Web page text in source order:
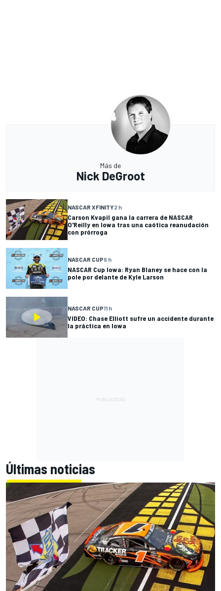
Más de
Nick DeGroot
NASCAR XFINITY2 h
Carson Kvapil gana la carrera de NASCAR
O'Reilly en Iowa tras una caótica reanudación
con prórroga
NASCAR CUP9 h
NASCAR Cup Iowa: Ryan Blaney se hace con la
pole por delante de Kyle Larson
NASCAR CUP11 h
VIDEO: Chase Elliott sufre un accidente durante
la práctica en Iowa
Últimas noticias